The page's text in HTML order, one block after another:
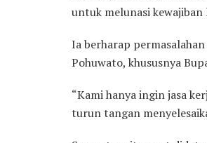
untuk melunasi
Ia berharap
Pohuwato, khususnya
“Kami hanya ingin jasa
turun tangan